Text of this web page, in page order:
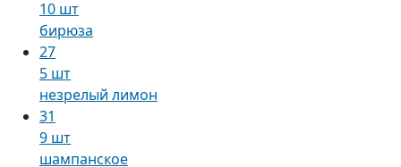
10 шт
бирюза
27
5 шт
незрелый лимон
31
9 шт
шампанское